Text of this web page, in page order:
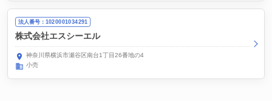
法人番号：1020001034291
株式会社エスシーエル
神奈川県横浜市瀬谷区南台1丁目26番地の4
小売